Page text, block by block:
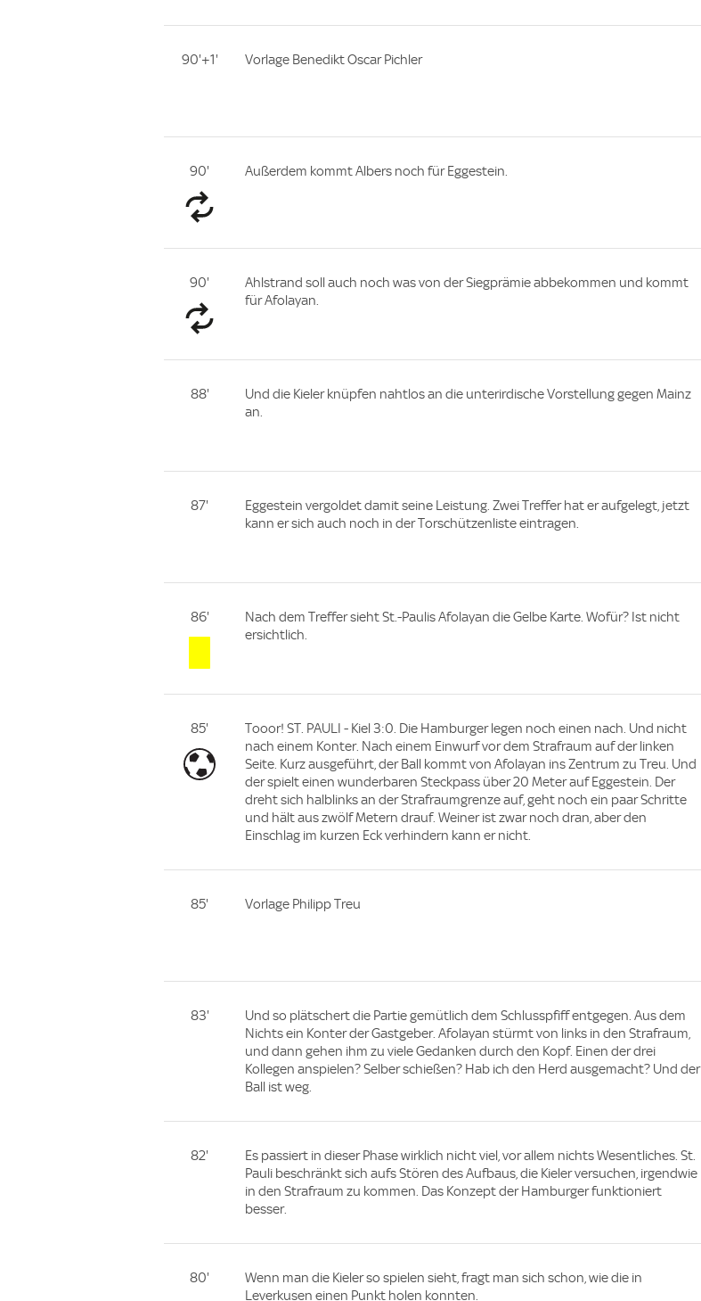
90'+1' Vorlage Benedikt Oscar Pichler
90' Außerdem kommt Albers noch für Eggestein.
90'
Ahlstrand soll auch noch was von der Siegprämie abbekommen und kommt
für Afolayan.
88'
Und die Kieler knüpfen nahtlos an die unterirdische Vorstellung gegen Mainz
an.
87'
Eggestein vergoldet damit seine Leistung. Zwei Treffer hat er aufgelegt, jetzt
kann er sich auch noch in der Torschützenliste eintragen.
86'
Nach dem Treffer sieht St.-Paulis Afolayan die Gelbe Karte. Wofür? Ist nicht
ersichtlich.
85'
Tooor! ST. PAULI - Kiel 3:0. Die Hamburger legen noch einen nach. Und nicht
nach einem Konter. Nach einem Einwurf vor dem Strafraum auf der linken
Seite. Kurz ausgeführt, der Ball kommt von Afolayan ins Zentrum zu Treu. Und
der spielt einen wunderbaren Steckpass über 20 Meter auf Eggestein. Der
dreht sich halblinks an der Strafraumgrenze auf, geht noch ein paar Schritte
und hält aus zwölf Metern drauf. Weiner ist zwar noch dran, aber den
Einschlag im kurzen Eck verhindern kann er nicht.
85' Vorlage Philipp Treu
83'
Und so plätschert die Partie gemütlich dem Schlusspfiff entgegen. Aus dem
Nichts ein Konter der Gastgeber. Afolayan stürmt von links in den Strafraum,
und dann gehen ihm zu viele Gedanken durch den Kopf. Einen der drei
Kollegen anspielen? Selber schießen? Hab ich den Herd ausgemacht? Und der
Ball ist weg.
82'
Es passiert in dieser Phase wirklich nicht viel, vor allem nichts Wesentliches. St.
Pauli beschränkt sich aufs Stören des Aufbaus, die Kieler versuchen, irgendwie
in den Strafraum zu kommen. Das Konzept der Hamburger funktioniert
besser.
80'
Wenn man die Kieler so spielen sieht, fragt man sich schon, wie die in
Leverkusen einen Punkt holen konnten.